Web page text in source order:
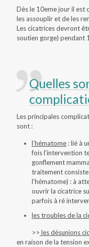
Dès le 10eme jour il est
les assouplir et de les
Les cicatrices devront
soutien gorge) pendant
Quelles
Les principales
sont :
l’hématome : lié à
fois l’intervention
gonflement
traitement
l’hématome) : à
ouvrir la cicatrice
parfois à ré
les troubles de la
>> les désunions
en raison de la tension